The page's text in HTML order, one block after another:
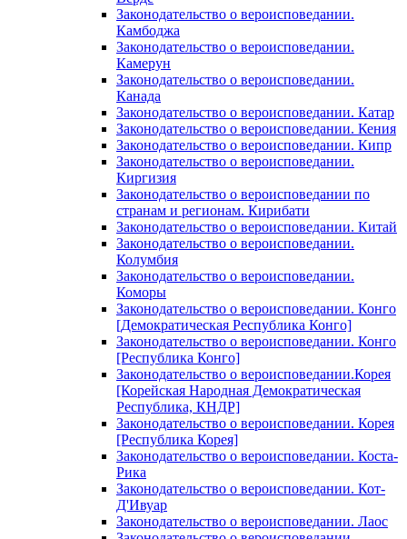
Законодательство о вероисповедании.
Камбоджа
Законодательство о вероисповедании.
Камерун
Законодательство о вероисповедании.
Канада
Законодательство о вероисповедании. Катар
Законодательство о вероисповедании. Кения
Законодательство о вероисповедании. Кипр
Законодательство о вероисповедании.
Киргизия
Законодательство о вероисповедании по
странам и регионам. Кирибати
Законодательство о вероисповедании. Китай
Законодательство о вероисповедании.
Колумбия
Законодательство о вероисповедании.
Коморы
Законодательство о вероисповедании. Конго
[Демократическая Республика Конго]
Законодательство о вероисповедании. Конго
[Республика Конго]
Законодательство о вероисповедании.Корея
[Корейская Народная Демократическая
Республика, КНДР]
Законодательство о вероисповедании. Корея
[Республика Корея]
Законодательство о вероисповедании. Коста-
Рика
Законодательство о вероисповедании. Кот-
Д'Ивуар
Законодательство о вероисповедании. Лаос